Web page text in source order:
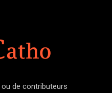
de contributeurs